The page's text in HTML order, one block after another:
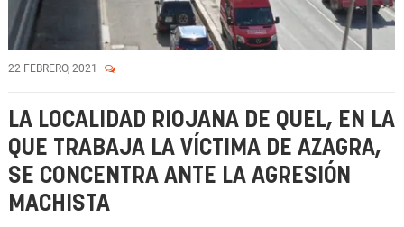
22 FEBRERO, 2021
LA LOCALIDAD RIOJANA DE QUEL, EN LA
QUE TRABAJA LA VÍCTIMA DE AZAGRA,
SE CONCENTRA ANTE LA AGRESIÓN
MACHISTA